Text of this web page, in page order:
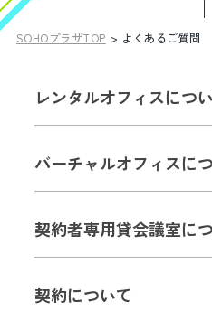
052-
タップして電
SOHOプラザに
レンタルオフィス
バーチャルオフィス
SOHOプラザTOP よくあるご質問
レンタルオフィスにつ
バーチャルオフィスに
契約者専用貸会議室に
契約について